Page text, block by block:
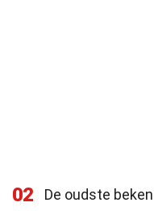
02
De oudste